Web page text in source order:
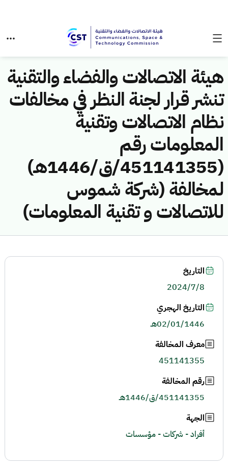
هيئة الاتصالات والفضاء والتقنية
تنشر قرار لجنة النظر في مخالفات
نظام الاتصالات وتقنية
المعلومات رقم
(451141355/ق/1446هـ)
لمخالفة (شركة شموس
للاتصالات و تقنية المعلومات)
التاريخ
2024/7/8
التاريخ الهجري
02/01/1446هـ
معرف المخالفة
451141355
رقم المخالفة
451141355/ق/1446هـ
الجهة
أفراد - شركات - مؤسسات